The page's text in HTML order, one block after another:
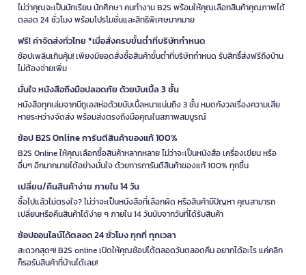
ไม่ว่าคุณจะเป็นนักเรียน นักศึกษา คนทำงาน B2S พร้อมให้คุณเลือกสินค้าคุณภาพได้
ตลอด 24 ชั่วโมง พร้อมโปรโมชั่นและสิทธิพิเศษมากมาย
ฟรี! ค่าจัดส่งทั่วไทย *เมื่อสั่งครบขั้นต่ำที่บริษัทกำหนด
ช้อปเพลินเกินคุ้ม! เพียงมียอดสั่งซื้อสินค้าขั้นต่ำที่บริษัทกำหนด รับสิทธิ์ส่งฟรีถึงบ้าน
ไม่ต้องจ่ายเพิ่ม
มั่นใจ หนังสือถึงมือปลอดภัย ด้วยบับเบิ้ล 3 ชั้น
หนังสือทุกเล่มจากบีทูเอสห่อด้วยบับเบิ้ลหนาแน่นถึง 3 ชั้น หมดกังวลเรื่องความเสีย
หายระหว่างจัดส่ง พร้อมส่งตรงถึงมือคุณในสภาพสมบูรณ์
ช้อป B2S Online การันตีสินค้าของแท้ 100%
B2S Online ให้คุณเลือกซื้อสินค้าหลากหลาย ไม่ว่าจะเป็นหนังสือ เครื่องเขียน หรือ
อื่นๆ อีกมากมายได้อย่างมั่นใจ ด้วยการการันตีสินค้าของแท้ 100% ทุกชิ้น
เปลี่ยน/คืนสินค้าง่าย ภายใน 14 วัน
ซื้อไปแล้วไม่ตรงใจ? ไม่ว่าจะเป็นหนังสือที่เลือกผิด หรือสินค้ามีปัญหา คุณสามารถ
เปลี่ยนหรือคืนสินค้าได้ง่าย ๆ ภายใน 14 วันนับจากวันที่ได้รับสินค้า
ช้อปออนไลน์ได้ตลอด 24 ชั่วโมง ทุกที่ ทุกเวลา
สะดวกสุดๆ! B2S online เปิดให้คุณช้อปได้ตลอดวันตลอดคืน อยากได้อะไร แค่คลิก
ก็รอรับสินค้าที่บ้านได้เลย!